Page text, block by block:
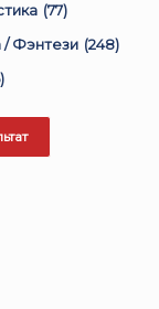
(77)
/ Фэнтези (248)